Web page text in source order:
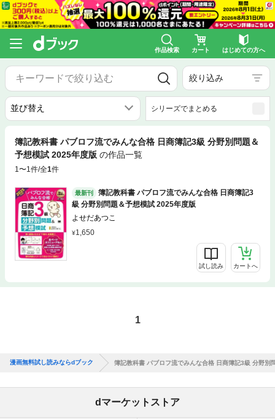
作品検索 カート はじめての方へ
絞り込み
シリーズでまとめる
簿記教科書 パブロフ流でみんな合格 日商簿記3級 分野別問題＆
予想模試 2025年度版 の作品一覧
1〜1件/全1件
最新刊
簿記教科書 パブロフ流でみんな合格 日商簿記3
級 分野別問題＆予想模試 2025年度版
よせだあつこ
1,650
試し読み カートへ
1
漫画無料試し読みならdブック 簿記教科書 パブロフ流でみんな合格 日商簿記3級 分野別
dマーケットストア